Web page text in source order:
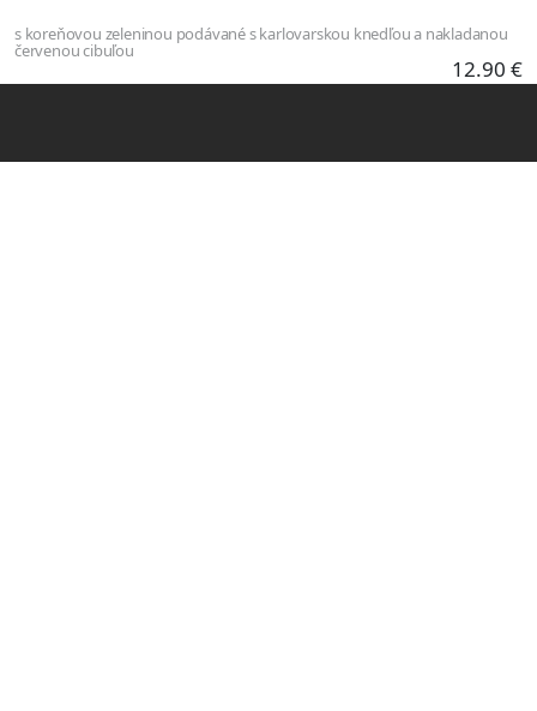
s koreňovou zeleninou podávané s karlovarskou knedľou a nakladanou
červenou cibuľou
12.90 €